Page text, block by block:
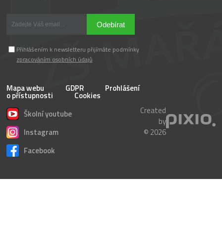
Odebírat
Přihlášením k newsletteru přijímáte podmínky
zpracováním osobních údajů
Mapa webu GDPR Prohlášení
o přístupnosti
Cookies
Školní youtube
Instagram
Facebook
Created
by
© 2026